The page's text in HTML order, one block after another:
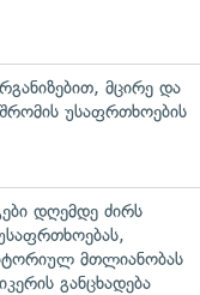
მცირე და
უსაფრთხოების
დღემდე ძირს
მთლიანობას
განცხადება